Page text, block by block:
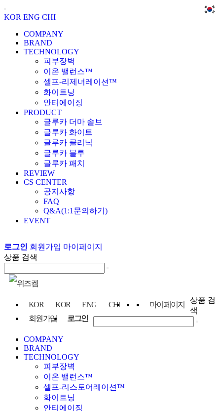
KOR ENG CHI
COMPANY
BRAND
TECHNOLOGY
피부장벽
이온 밸런스™
셀프-리제너레이션™
화이트닝
안티에이징
PRODUCT
글루카 더마 솔브
글루카 화이트
글루카 클리닉
글루카 블루
글루카 패치
REVIEW
CS CENTER
공지사항
FAQ
Q&A(1:1문의하기)
EVENT
로그인 회원가입 마이페이지
상품 검색
KOR KOR ENG CHI
마이페이지
회원가입
로그인
상품 검
색
COMPANY
BRAND
TECHNOLOGY
피부장벽
이온 밸런스™
셀프-리스토어레이션™
화이트닝
안티에이징